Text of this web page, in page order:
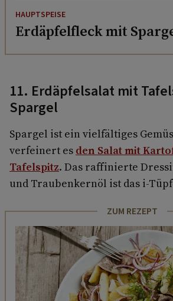
HAUPTSPEISE
Erdäpfelfleck mit
11. Erdäpfelsalat mit
Spargel
Spargel ist ein vielfältiges
verfeinert es den Salat mit
Tafelspitz. Das raffinierte
und Traubenkernöl ist das i-
ZUM REZEPT